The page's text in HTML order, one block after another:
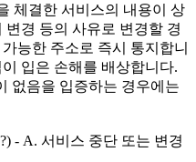
체결한 서비스의 내용이 상
경 등의 사유로 변경할 경
능한 주소로 즉시 통지합니
입은 손해를 배상합니다.
없음을 입증하는 경우에는
- A. 서비스 중단 또는 변경